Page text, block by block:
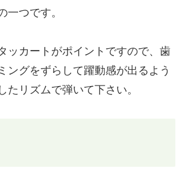
つです。
ッカートがポイントですので、歯
ングをずらして躍動感が出るよう
リズムで弾いて下さい。